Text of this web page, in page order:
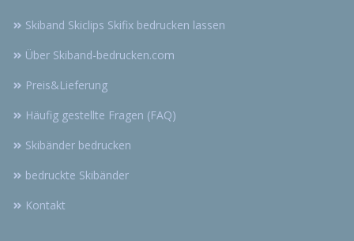
Skiband Skiclips Skifix bedrucken lassen
Über Skiband-bedrucken.com
Preis&Lieferung
Häufig gestellte Fragen (FAQ)
Skibänder bedrucken
bedruckte Skibänder
Kontakt